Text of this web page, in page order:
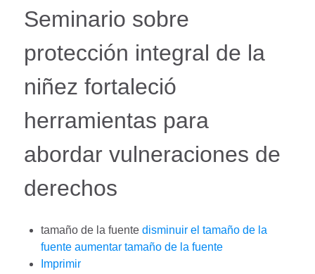
Seminario sobre
protección integral de la
niñez fortaleció
herramientas para
abordar vulneraciones de
derechos
tamaño de la fuente disminuir el tamaño de la
fuente aumentar tamaño de la fuente
Imprimir